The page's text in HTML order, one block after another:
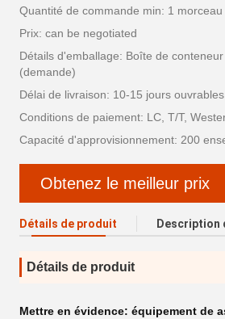
Quantité de commande min: 1 morceau
Prix: can be negotiated
Détails d'emballage: Boîte de
(demande)
Délai de livraison: 10-15 jours ouvrables
Conditions de paiement: LC, T/T,
Capacité d'approvisionnement: 200
Obtenez le meilleur prix
Détails de produit Description
Détails de produit
Mettre en évidence: équipement de